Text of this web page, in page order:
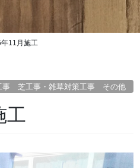
11月施工
事 芝工事・雑草対策工事 その他
工